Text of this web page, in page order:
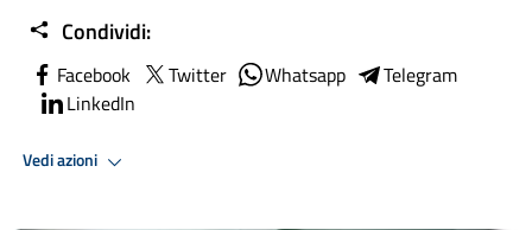
Condividi:
Facebook Twitter Whatsapp
Telegram
LinkedIn
Vedi azioni